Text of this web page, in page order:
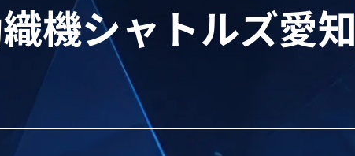
機シャトルズ愛知